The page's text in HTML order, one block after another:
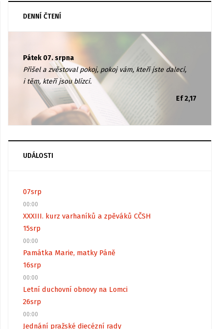
DENNÍ ČTENÍ
Pátek 07. srpna
Přišel a zvěstoval pokoj, pokoj vám, kteří jste dalecí,
i těm, kteří jsou blízcí.
Ef 2,17
UDÁLOSTI
07srp
00:00
XXXIII. kurz varhaníků a zpěváků CČSH
15srp
00:00
Památka Marie, matky Páně
16srp
00:00
Letní duchovní obnovy na Lomci
26srp
00:00
Jednání pražské diecézní rady